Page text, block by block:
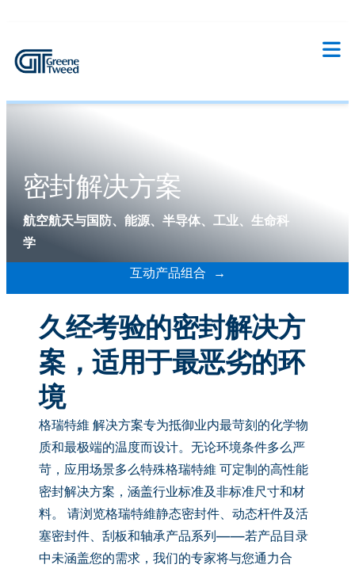
密封解决方案
航空航天与国防、能源、半导体、工业、生命科
学
互动产品组合
久经考验的密封解决方
案，适用于最恶劣的环
境
格瑞特維 解决方案专为抵御业内最苛刻的化学物
质和最极端的温度而设计。无论环境条件多么严
苛，应用场景多么特殊格瑞特維 可定制的高性能
密封解决方案，涵盖行业标准及非标准尺寸和材
料。 请浏览格瑞特維静态密封件、动态杆件及活
塞密封件、刮板和轴承产品系列——若产品目录
中未涵盖您的需求，我们的专家将与您通力合